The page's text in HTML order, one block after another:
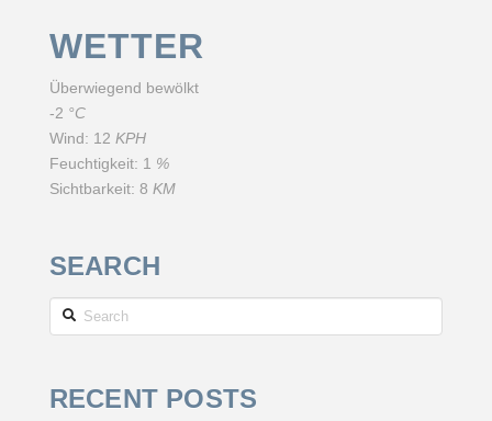
WETTER
Überwiegend bewölkt
-2 °C
Wind: 12 KPH
Feuchtigkeit: 1 %
Sichtbarkeit: 8 KM
SEARCH
Search
RECENT POSTS